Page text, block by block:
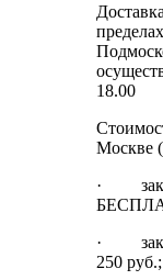
18.00
Москве
·
·
250 руб.;